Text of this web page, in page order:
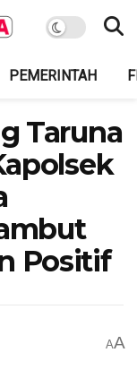
PEMERINTAH
Taruna
Positif
AA